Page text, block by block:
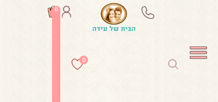
0
0